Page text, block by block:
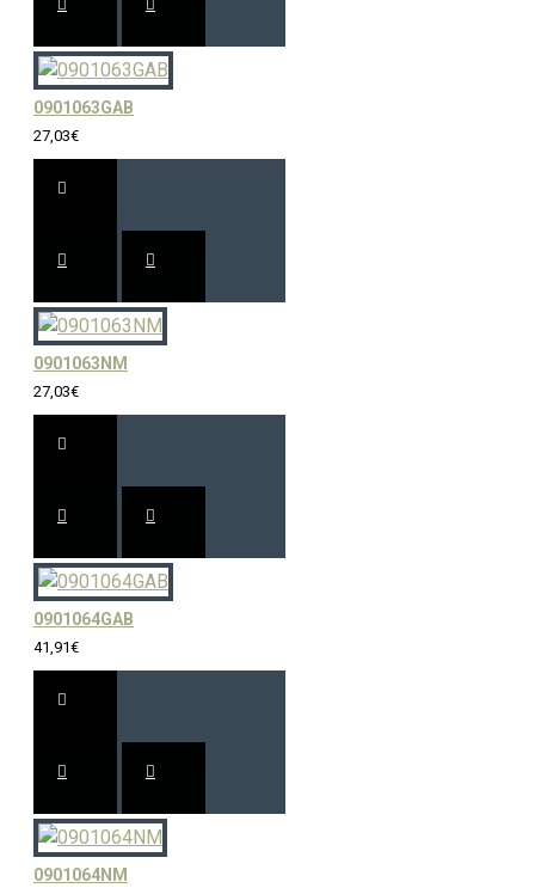
0901063GAB
27,03€
0901063NM
27,03€
0901064GAB
41,91€
0901064NM